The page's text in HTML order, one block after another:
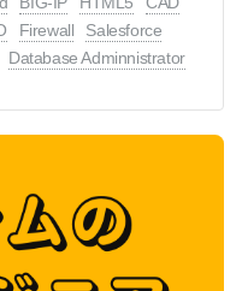
Firewall
Salesforce
Database Adminnistrator